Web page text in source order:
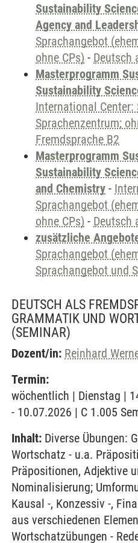
Sustainability
Agency and
Sprachangebot
ohne CPs) - Deutsch
Masterprogramm
Sustainability
International Center:
Sprachenzentrum;
Fremdsprache B2
Masterprogramm
Sustainability
and Chemistry -
Sprachangebot
ohne CPs) - Deutsch
zusätzliche
Sprachangebot
Sprachangebot und
DEUTSCH ALS
GRAMMATIK UND
(SEMINAR)
Dozent/in: Reinhard
Termin:
wöchentlich | Dienstag |
- 10.07.2026 | C 1.005
Inhalt: Diverse Übungen:
Wortschatz - u.a.
Präpositionen, Adjektive
Nominalisierung;
Kausal -, Konzessiv -,
aus verschiedenen
Wortschatzübungen -